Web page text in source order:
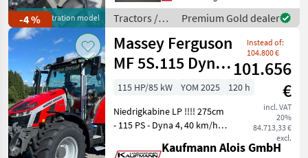
-4 %
demonstration model
Beifahrersitz gepolstert mit
Sicherheitsgur
Tractors /
Deutz Fahr
Premium Gold dealer
Massey Ferguson
MF 5S.115 Dyna-
4 Efficient
Instead of:
104.800 €
101.656
€
incl. VAT
20%
84.713,33 €
excl.
115 HP/85 kW YOM 2025
120 h
Niedrigkabine LP !!!! 275cm
- 115 PS - Dyna 4, 40 km/h
Hydraulikpumpe - LoadKaufmann Alois GmbH